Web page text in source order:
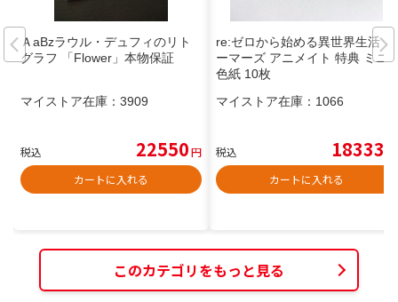
ＡaBzラウル・デュフィのリト
グラフ 「Flower」本物保証
マイストア在庫： 3909
税込 22550円
カートに入れる
re:ゼロから始める異世界生活 ゲ
ーマーズ アニメイト 特典 ミニ
色紙 10枚
マイストア在庫： 1066
税込 18333
カートに入れる
このカテゴリをもっと見る